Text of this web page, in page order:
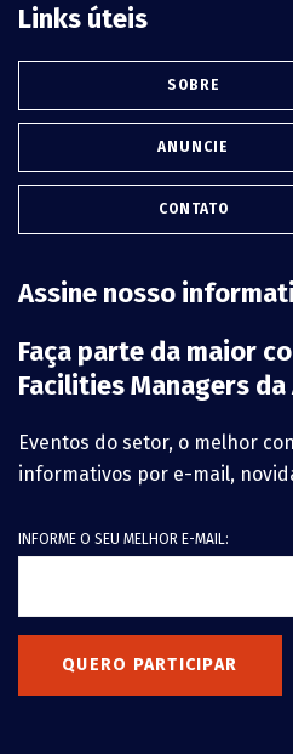
Links úteis
SOBRE
ANUNCIE
CONTATO
Assine nosso
Faça parte da maior
Facilities Managers
Eventos do setor, o melhor
informativos por e-mail,
INFORME O SEU MELHOR E-MAIL:
QUERO PARTICIPAR